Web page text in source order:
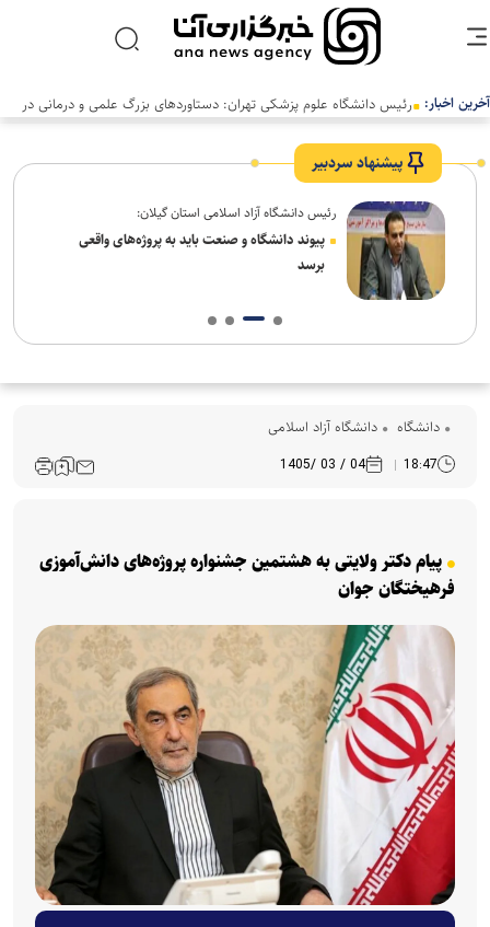
آخرین اخبار:
پیشنهاد سردبیر
رئیس دانشگاه آزاد اسلامی استان گیلان:
پیوند دانشگاه و صنعت باید به پروژه‌های واقعی
برسد
دانشگاه دانشگاه آزاد اسلامی
18:47
04 / 03 /1405
پیام دکتر ولایتی به هشتمین جشنواره پروژه‌های دانش‌آموزی
فرهیختگان جوان